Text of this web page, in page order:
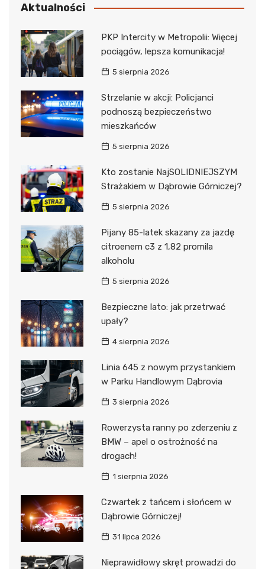
Aktualności
PKP Intercity w Metropolii: Więcej
pociągów, lepsza komunikacja!
5 sierpnia 2026
Strzelanie w akcji: Policjanci
podnoszą bezpieczeństwo
mieszkańców
5 sierpnia 2026
Kto zostanie NajSOLIDNIEJSZYM
Strażakiem w Dąbrowie Górniczej?
5 sierpnia 2026
Pijany 85-latek skazany za jazdę
citroenem c3 z 1,82 promila
alkoholu
5 sierpnia 2026
Bezpieczne lato: jak przetrwać
upały?
4 sierpnia 2026
Linia 645 z nowym przystankiem
w Parku Handlowym Dąbrovia
3 sierpnia 2026
Rowerzysta ranny po zderzeniu z
BMW – apel o ostrożność na
drogach!
1 sierpnia 2026
Czwartek z tańcem i słońcem w
Dąbrowie Górniczej!
31 lipca 2026
Nieprawidłowy skręt prowadzi do